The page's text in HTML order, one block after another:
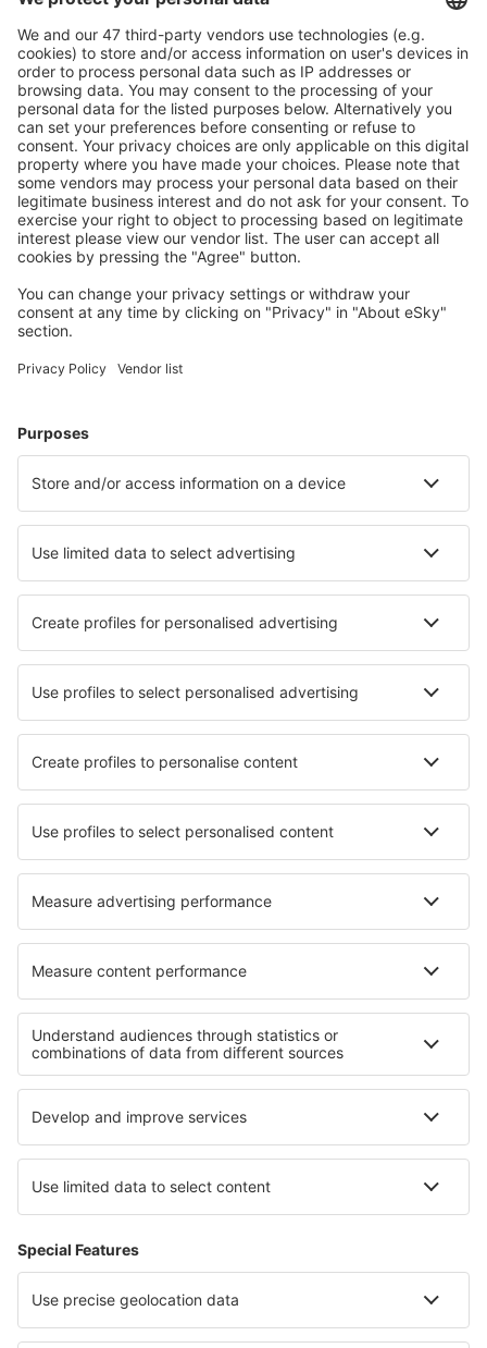
Planifică ȋn siguranţă
Rezervare fără griji cu opțiune gratuită de anulare.
Economiseşte mai mult
Prețuri atractive și oferte speciale pentru utilizatorii
conectați.
Cazarea preferată
Alege din peste 1,3 mil. de opţiuni: hoteluri, cabane,
Cele mai căutate cazări de către utilizatorii eSky
Cazare în Solden
Cazare în Zell Am See Cazare în Schladming
Cazare în Krimml Cazare în Langenfeld
Cazare în Finkenstein am Faaker See
Cele mai bune locuri de cazare - orașe
Cazare în Saint-Dier-d'Auvergne Cazare în Ilirska Bistrica
Cazare în Arico Cazare în Saint-Calais
Cazare în Old Orchard Beach Cazare în Buford
Cele mai bune locuri de cazare - regiuni
Cazare in Millstatter See Cazare in Murau-Murtal
Cazare in Carinthia Cazare in Wachau
Cazare în Weissensee Cazare in Northern Hungarian Plains
Cazare în Insulele Virgine Americane Cazare în Telluride